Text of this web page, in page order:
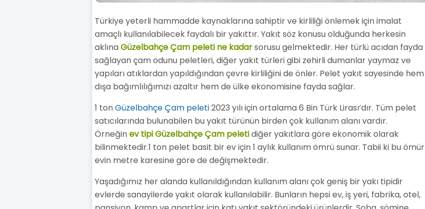
Türkiye yeterli hammadde kaynaklarına sahiptir ve kirliliği önlemek için imalat
amaçlı kullanılabilecek faydalı bir yakıttır. Yakıt söz konusu olduğunda herkesin
aklınaGüzelbahçe Çam peleti ne kadarsorusu gelmektedir. Her türlü acıdan fayda
sağlayan çam odunu peletleri, diğer yakıt türleri gibi zehirli dumanlar yaymaz ve
yapıları atıklardan yapıldığından çevre kirliliğini de önler. Pelet yakıt sayesinde hem
dışa bağımlılığımızı azaltır hem de ülke ekonomisine fayda sağlar.
1 tonGüzelbahçe Çam peleti2023 yılı için ortalama 6 Bin Türk Lirası’dır. Tüm pelet
satıcılarında bulunabilen bu yakıt türünün birden çok kullanım alanı vardır.
Örneğinev tipi Güzelbahçe Çam peletidiğer yakıtlara göre ekonomik olarak
bilinmektedir.1 ton pelet basit bir ev için 1 aylık kullanım ömrü sunar. Tabii ki bu ömür
evin metre karesine göre de değişmektedir.
Yaşadığımız her alanda kullanıldığından kullanım alanı çok geniş bir yakı tipidir
evlerde sanayilerde yakıt olarak kullanılabilir. Bunların hepsi ev, iş yeri, fabrika, otel,